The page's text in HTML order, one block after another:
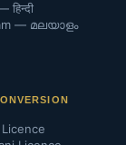
— മലയാളം